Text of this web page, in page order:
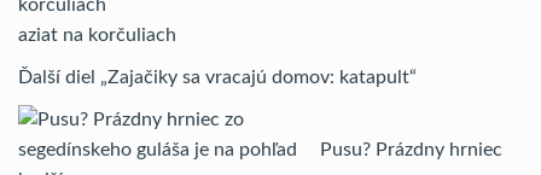
aziat na korčuliach
Ďalší diel „Zajačiky sa vracajú domov: katapult“
Pusu? Prázdny hrniec